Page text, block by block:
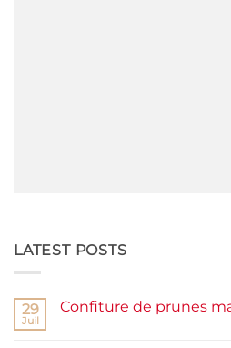
LATEST POSTS
29
Juil
Confiture de prunes